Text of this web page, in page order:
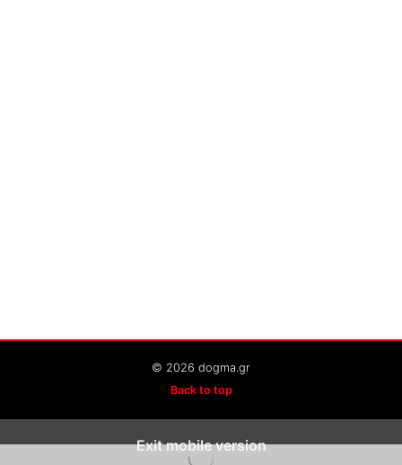
© 2026 dogma.gr
Back to top
Exit mobile version